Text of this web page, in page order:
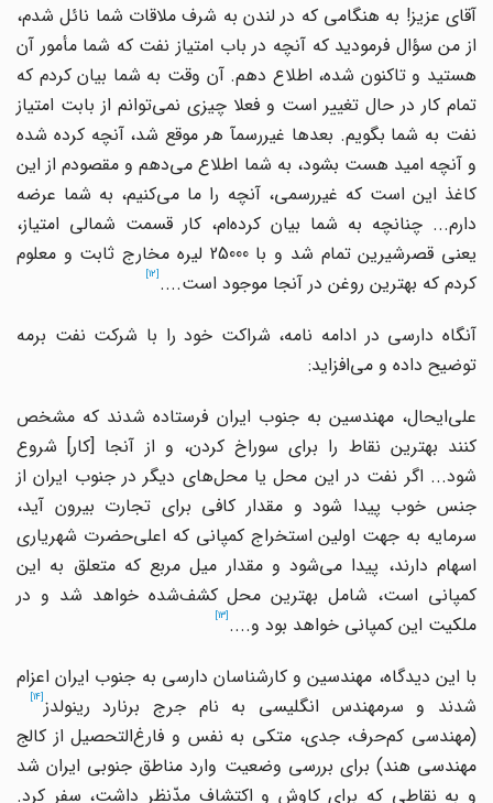
آقای عزیز! به هنگامی که در لندن به شرف ملاقات شما نائل شدم،
از من سؤال فرمودید که آنچه در باب امتیاز نفت که شما مأمور آن
هستید و تاکنون شده، اطلاع دهم. آن وقت به شما بیان کردم که
تمام کار در حال تغییر است و فعلا چیزی نمیتوانم از بابت امتیاز
نفت به شما بگویم. بعدها غیررسمآ هر موقع شد، آنچه کرده شده
و آنچه امید هست بشود، به شما اطلاع میدهم و مقصودم از این
کاغذ این است که غیررسمی، آنچه را ما میکنیم، به شما عرضه
دارم... چنانچه به شما بیان کردهام، کار قسمت شمالی امتیاز،
یعنی قصرشیرین تمام شد و با 25000 لیره مخارج ثابت و معلوم
کردم که بهترین روغن در آنجا موجود است....
آنگاه دارسی در ادامه نامه، شراکت خود را با شرکت نفت برمه
توضیح داده و میافزاید:
علیایحال، مهندسین به جنوب ایران فرستاده شدند که مشخص
کنند بهترین نقاط را برای سوراخ کردن، و از آنجا]کار[شروع
شود... اگر نفت در این محل یا محلهای دیگر در جنوب ایران از
جنس خوب پیدا شود و مقدار کافی برای تجارت بیرون آید،
سرمایه به جهت اولین استخراج کمپانی که اعلیحضرت شهریاری
اسهام دارند، پیدا میشود و مقدار میل مربع که متعلق به این
کمپانی است، شامل بهترین محل کشفشده خواهد شد و در
ملکیت این کمپانی خواهد بود و....
با این دیدگاه، مهندسین و کارشناسان دارسی به جنوب ایران اعزام
شدند و سرمهندس انگلیسی به نام جرج برنارد رینولدز
(مهندسی کمحرف، جدی، متکی به نفس و فارغالتحصیل از کالج
مهندسی هند) برای بررسی وضعیت وارد مناطق جنوبی ایران شد
و به نقاطی که برای کاوش و اکتشاف مدّنظر داشت، سفر کرد.